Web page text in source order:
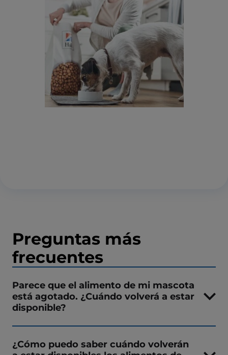
Preguntas más
frecuentes
Parece que el alimento de mi mascota
está agotado. ¿Cuándo volverá a estar
disponible?
¿Cómo puedo saber cuándo volverán